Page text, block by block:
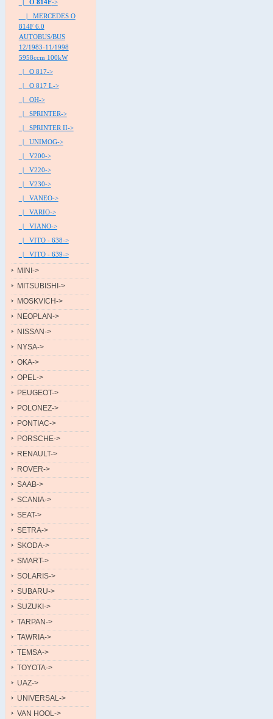
|_ O 814F->
|_ MERCEDES O
814F 6.0
AUTOBUS/BUS
12/1983-11/1998
5958ccm 100kW
|_ O 817->
|_ O 817 L->
|_ OH->
|_ SPRINTER->
|_ SPRINTER II->
|_ UNIMOG->
|_ V200->
|_ V220->
|_ V230->
|_ VANEO->
|_ VARIO->
|_ VIANO->
|_ VITO - 638->
|_ VITO - 639->
MINI->
MITSUBISHI->
MOSKVICH->
NEOPLAN->
NISSAN->
NYSA->
OKA->
OPEL->
PEUGEOT->
POLONEZ->
PONTIAC->
PORSCHE->
RENAULT->
ROVER->
SAAB->
SCANIA->
SEAT->
SETRA->
SKODA->
SMART->
SOLARIS->
SUBARU->
SUZUKI->
TARPAN->
TAWRIA->
TEMSA->
TOYOTA->
UAZ->
UNIVERSAL->
VAN HOOL->